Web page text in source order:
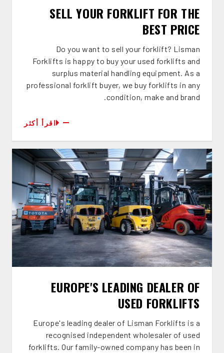
SELL YOUR FORKLIFT FOR THE
BEST PRICE
Do you want to sell your forklift? Lisman
Forklifts is happy to buy your used forklifts and
surplus material handling equipment. As a
professional forklift buyer, we buy forklifts in any
condition, make and brand.
اقرأ أكثر
EUROPE'S LEADING DEALER OF
USED FORKLIFTS
Europe's leading dealer of Lisman Forklifts is a
recognised independent wholesaler of used
forklifts. Our family-owned company has been in